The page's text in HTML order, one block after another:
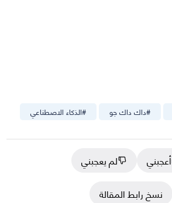
#الذكاء الاصطناعي #داك داك جو
أعجبني
لم يعجبني
نسخ رابط المقالة